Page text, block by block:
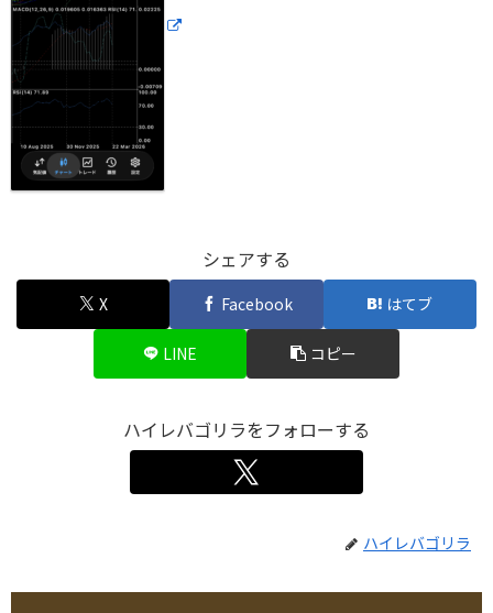
シェアする
X Facebook はてブ
LINE コピー
ハイレバゴリラをフォローする
ハイレバゴリラ